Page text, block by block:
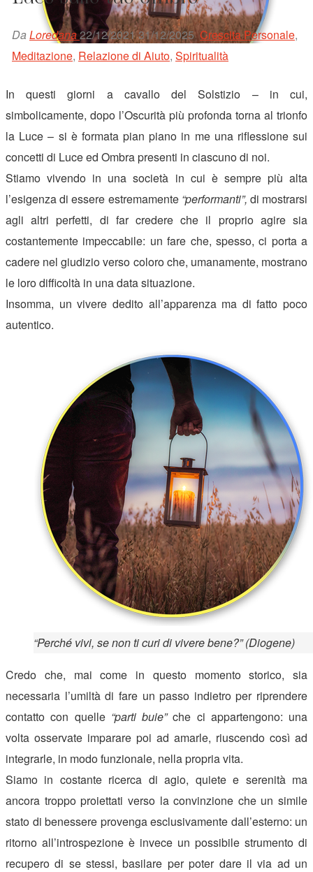
DaLoredana22/12/202131/12/2025 Crescita Personale,
Meditazione, Relazione di Aiuto, Spiritualità
In questi giorni a cavallo del Solstizio – in cui,
simbolicamente, dopo l’Oscurità più profonda torna al trionfo
la Luce – si è formata pian piano in me una riflessione sui
concetti di Luce ed Ombra presenti in ciascuno di noi.
Stiamo vivendo in una società in cui è sempre più alta
l’esigenza di essere estremamente “performanti”, di mostrarsi
agli altri perfetti, di far credere che il proprio agire sia
costantemente impeccabile: un fare che, spesso, ci porta a
cadere nel giudizio verso coloro che, umanamente, mostrano
le loro difficoltà in una data situazione.
Insomma, un vivere dedito all’apparenza ma di fatto poco
autentico.
“Perché vivi, se non ti curi di vivere bene?” (Diogene)
Credo che, mai come in questo momento storico, sia
necessaria l’umiltà di fare un passo indietro per riprendere
contatto con quelle “parti buie”che ci appartengono: una
volta osservate imparare poi ad amarle, riuscendo così ad
integrarle, in modo funzionale, nella propria vita.
Siamo in costante ricerca di agio, quiete e serenità ma
ancora troppo proiettati verso la convinzione che un simile
stato di benessere provenga esclusivamente dall’esterno: un
ritorno all’introspezione è invece un possibile strumento di
recupero di se stessi, basilare per poter dare il via ad un